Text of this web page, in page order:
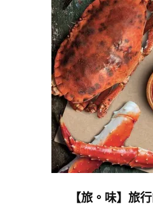
Taste
Of
A
Journey:
Seafood
(II)
【旅。味】旅